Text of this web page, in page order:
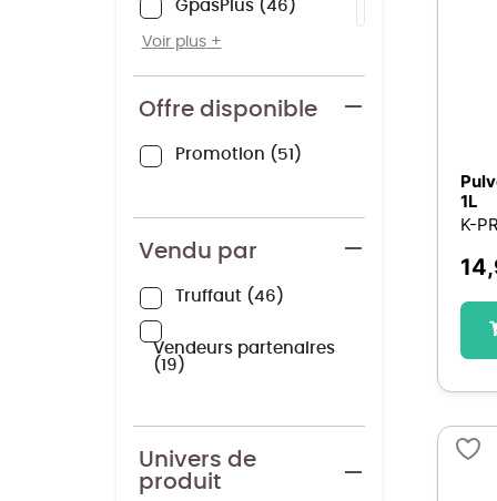
1L
K-
GpasPlus
46
ZOOMICI
Centrale Brico
4
MES COURSES EN VRAC
Voir plus
Offre disponible
Promotion 51
Vendu par
Truffaut 46
Vendeurs partenaires
19
Univers de
produit